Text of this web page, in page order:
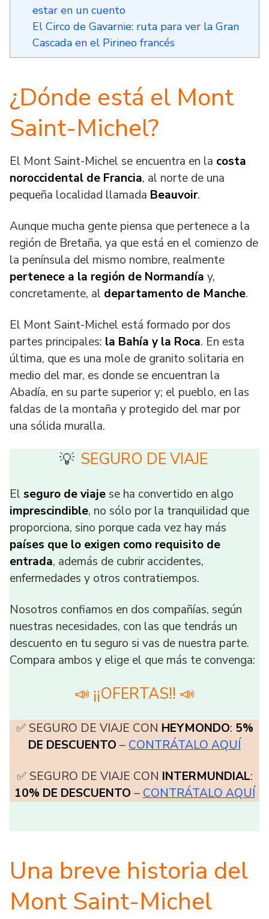
estar en un cuento
El Circo de Gavarnie: ruta para ver la Gran
Cascada en el Pirineo francés
¿Dónde está el Mont
Saint-Michel?
El Mont Saint-Michel se encuentra en la costa
noroccidental de Francia, al norte de una
pequeña localidad llamada Beauvoir.
Aunque mucha gente piensa que pertenece a la
región de Bretaña, ya que está en el comienzo de
la península del mismo nombre, realmente
pertenece a la región de Normandía y,
concretamente, al departamento de Manche.
El Mont Saint-Michel está formado por dos
partes principales: la Bahía y la Roca. En esta
última, que es una mole de granito solitaria en
medio del mar, es donde se encuentran la
Abadía, en su parte superior y; el pueblo, en las
faldas de la montaña y protegido del mar por
una sólida muralla.
💡 SEGURO DE VIAJE
El seguro de viaje se ha convertido en algo
imprescindible, no sólo por la tranquilidad que
proporciona, sino porque cada vez hay más
países que lo exigen como requisito de
entrada, además de cubrir accidentes,
enfermedades y otros contratiempos.
Nosotros confiamos en dos compañías, según
nuestras necesidades, con las que tendrás un
descuento en tu seguro si vas de nuestra parte.
Compara ambos y elige el que más te convenga:
📣 ¡¡OFERTAS!! 📣
✅ SEGURO DE VIAJE CON HEYMONDO: 5%
DE DESCUENTO –CONTRÁTALO AQUÍ
✅ SEGURO DE VIAJE CON INTERMUNDIAL:
10% DE DESCUENTO –CONTRÁTALO AQUÍ
Una breve historia del
Mont Saint-Michel